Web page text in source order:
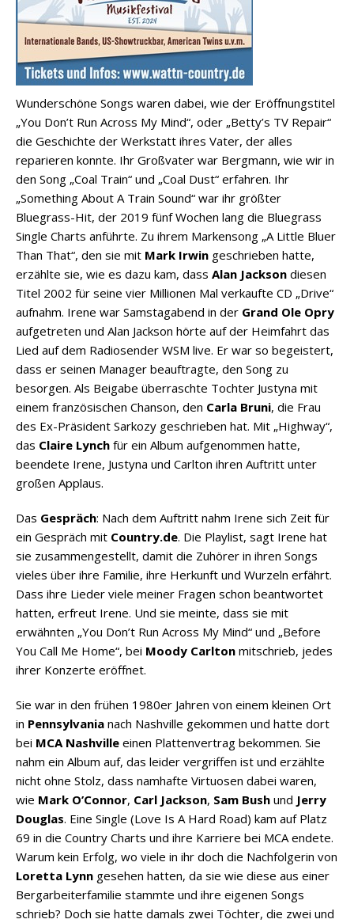
Wunderschöne Songs waren dabei, wie der Eröffnungstitel
„You Don’t Run Across My Mind“, oder „Betty’s TV Repair“
die Geschichte der Werkstatt ihres Vater, der alles
reparieren konnte. Ihr Großvater war Bergmann, wie wir in
den Song „Coal Train“ und „Coal Dust“ erfahren. Ihr
„Something About A Train Sound“ war ihr größter
Bluegrass-Hit, der 2019 fünf Wochen lang die Bluegrass
Single Charts anführte. Zu ihrem Markensong „A Little Bluer
Than That“, den sie mit Mark Irwin geschrieben hatte,
erzählte sie, wie es dazu kam, dass Alan Jackson diesen
Titel 2002 für seine vier Millionen Mal verkaufte CD „Drive“
aufnahm. Irene war Samstagabend in der Grand Ole Opry
aufgetreten und Alan Jackson hörte auf der Heimfahrt das
Lied auf dem Radiosender WSM live. Er war so begeistert,
dass er seinen Manager beauftragte, den Song zu
besorgen. Als Beigabe überraschte Tochter Justyna mit
einem französischen Chanson, den Carla Bruni, die Frau
des Ex-Präsident Sarkozy geschrieben hat. Mit „Highway“,
das Claire Lynch für ein Album aufgenommen hatte,
beendete Irene, Justyna und Carlton ihren Auftritt unter
großen Applaus.
Das Gespräch: Nach dem Auftritt nahm Irene sich Zeit für
ein Gespräch mit Country.de. Die Playlist, sagt Irene hat
sie zusammengestellt, damit die Zuhörer in ihren Songs
vieles über ihre Familie, ihre Herkunft und Wurzeln erfährt.
Dass ihre Lieder viele meiner Fragen schon beantwortet
hatten, erfreut Irene. Und sie meinte, dass sie mit
erwähnten „You Don’t Run Across My Mind“ und „Before
You Call Me Home“, bei Moody Carlton mitschrieb, jedes
ihrer Konzerte eröffnet.
Sie war in den frühen 1980er Jahren von einem kleinen Ort
in Pennsylvania nach Nashville gekommen und hatte dort
bei MCA Nashville einen Plattenvertrag bekommen. Sie
nahm ein Album auf, das leider vergriffen ist und erzählte
nicht ohne Stolz, dass namhafte Virtuosen dabei waren,
wie Mark O’Connor, Carl Jackson, Sam Bush und Jerry
Douglas. Eine Single (Love Is A Hard Road) kam auf Platz
69 in die Country Charts und ihre Karriere bei MCA endete.
Warum kein Erfolg, wo viele in ihr doch die Nachfolgerin von
Loretta Lynn gesehen hatten, da sie wie diese aus einer
Bergarbeiterfamilie stammte und ihre eigenen Songs
schrieb? Doch sie hatte damals zwei Töchter, die zwei und